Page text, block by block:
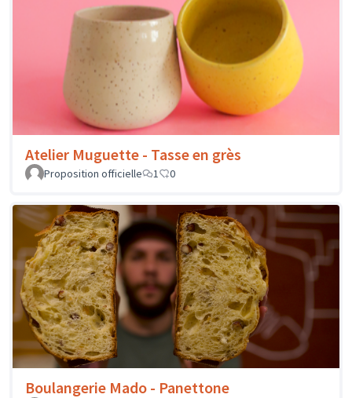
Atelier Muguette - Tasse en grès
Proposition officielle 1 0
Boulangerie Mado - Panettone